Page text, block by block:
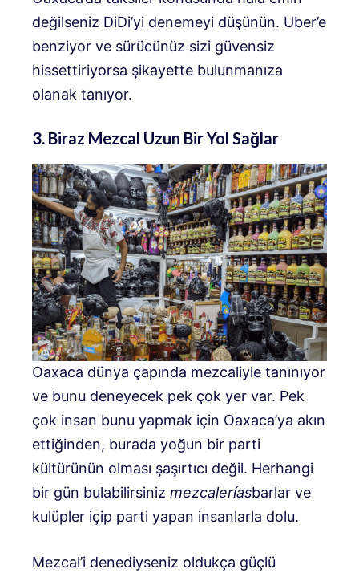
değilseniz DiDi’yi denemeyi düşünün. Uber’e
benziyor ve sürücünüz sizi güvensiz
hissettiriyorsa şikayette bulunmanıza
olanak tanıyor.
3. Biraz Mezcal Uzun Bir Yol Sağlar
Oaxaca dünya çapında mezcaliyle tanınıyor
ve bunu deneyecek pek çok yer var. Pek
çok insan bunu yapmak için Oaxaca’ya akın
ettiğinden, burada yoğun bir parti
kültürünün olması şaşırtıcı değil. Herhangi
bir gün bulabilirsiniz mezcaleríasbarlar ve
kulüpler içip parti yapan insanlarla dolu.
Mezcal’i denediyseniz oldukça güçlü